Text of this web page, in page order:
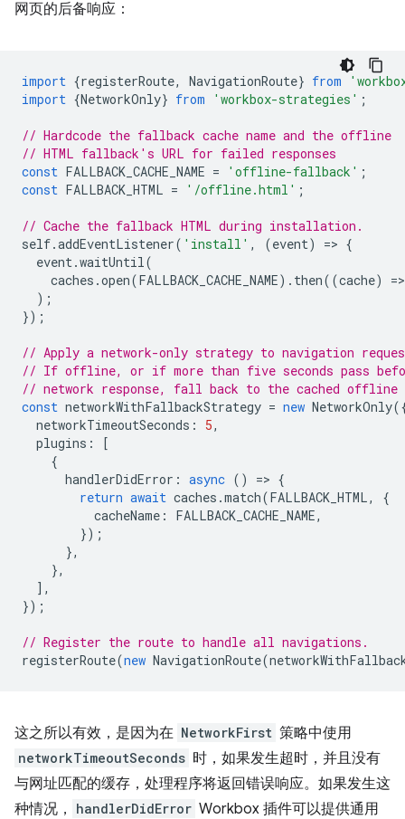
网页的后备响应：
import {registerRoute, NavigationRoute} from
import {NetworkOnly} from 'workbox-strategies' ;
// Hardcode the fallback cache name and the offline
// HTML fallback's URL for failed responses
const FALLBACK_CACHE_NAME = 'offline-fallback' ;
const FALLBACK_HTML = '/offline.html' ;
// Cache the fallback HTML during installation.
self.addEventListener( 'install' , (event) => {
event.waitUntil(
caches .open(FALLBACK_CACHE_NAME). then((cache) =>
);
});
// Apply a network-only strategy to navigation
// If offline, or if more than five seconds pass
// network response, fall back to the cached offline
const networkWithFallbackStrategy = new NetworkOnly
networkTimeoutSeconds : 5,
plugins :
[
{
handlerDidError : async () => {
return await caches .match(FALLBACK_HTML,
{
cacheName : FALLBACK_CACHE_NAME,
});
},
},
],
});
// Register the route to handle all navigations.
registerRoute(new NavigationRoute(
这之所以有效，是因为在 NetworkFirst 策略中使用
networkTimeoutSeconds 时，如果发生超时，并且没有
与网址匹配的缓存，处理程序将返回错误响应。如果发生这
种情况，
handlerDidError Workbox 插件可以提供通用